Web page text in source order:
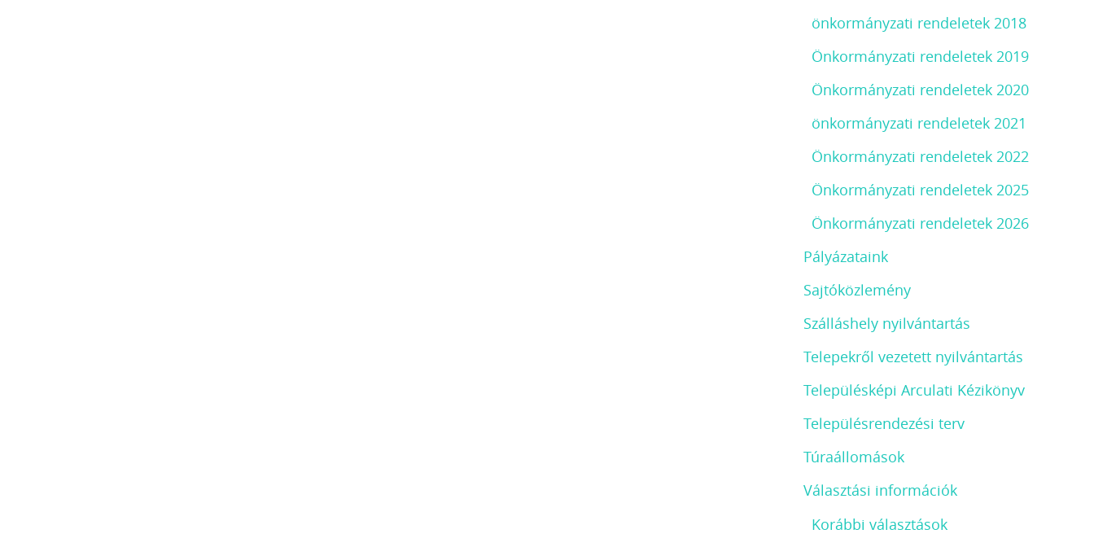
önkormányzati rendeletek 2018
Önkormányzati rendeletek 2019
Önkormányzati rendeletek 2020
önkormányzati rendeletek 2021
Önkormányzati rendeletek 2022
Önkormányzati rendeletek 2025
Önkormányzati rendeletek 2026
Pályázataink
Sajtóközlemény
Szálláshely nyilvántartás
Telepekről vezetett nyilvántartás
Településképi Arculati Kézikönyv
Településrendezési terv
Túraállomások
Választási információk
Korábbi választások